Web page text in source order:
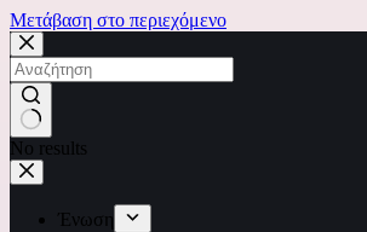
Μετάβαση στο περιεχόμενο
No results
Ένωση